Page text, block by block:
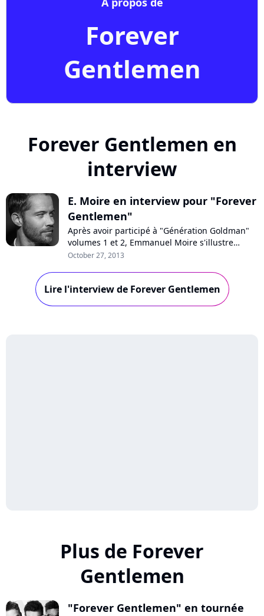
Forever
Gentlemen
Forever Gentlemen en
interview
E. Moire en interview pour "Forever
Gentlemen"
Après avoir participé à "Génération Goldman"
volumes 1 et 2, Emmanuel Moire s'illustre
encore pour ses talents d'interprète sur
pour le chanteur de "Beau malheur", qui enfile
le smoking pour reprendre "Somethin' Stupid"
avec Élodie Frégé. Une collaboration dont i...
October 27, 2013
Lire l'interview de Forever Gentlemen
Plus de Forever
Gentlemen
"Forever Gentlemen" en tournée